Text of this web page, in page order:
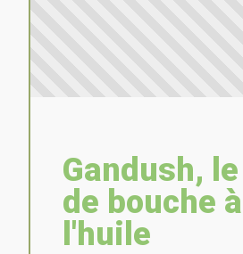
Gandush,
de bouche à
l'huile